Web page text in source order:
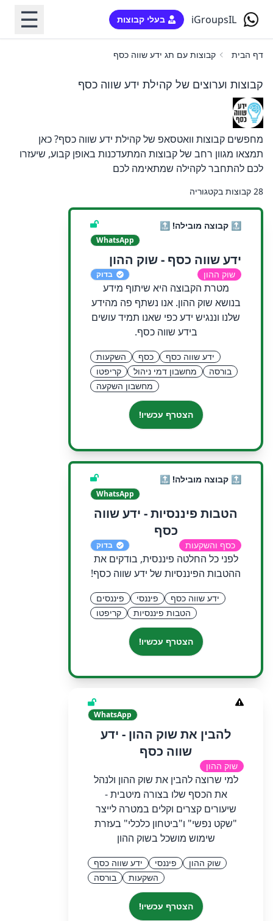
iGroupsIL בעלי קבוצות ☰
דף הבית קבוצות עם תג ידע שווה כסף
קבוצות וערוצים של קהילת ידע שווה כסף
מחפשים קבוצות וואטסאפ שלקהילת ידע שווה כסף? כאן
תמצאו מגוון רחב של קבוצות המתעדכנות באופן קבוע, שיעזרו
לכם להתחבר לקהילה שמתאימה לכם
28 קבוצות בקטגוריה
🔝 קבוצה מובילה! 🔝
WhatsApp
ידע שווה כסף - שוק ההון
שוק ההון בדוק
מטרת הקבוצה היא שיתוף מידע
בנושא שוק ההון. אנו נשתף פה מהידע
שלנו וננגיש ידע כפי שאנו תמיד עושים
בידע שווה כסף.
ידע שווה כסף כסף
השקעות
בורסה
מחשבון דמי ניהול
קריפטו
מחשבון השקעה
הצטרף עכשיו!
🔝 קבוצה מובילה! 🔝
WhatsApp
הטבות פיננסיות - ידע שווה
כסף
כסף והשקעות בדוק
לפני כל החלטה פיננסית, בודקים את
ההטבות הפיננסיות של ידע שווה כסף!
ידע שווה כסף פיננסי
פיננסים
הטבות פיננסיות
קריפטו
הצטרף עכשיו!
WhatsApp
להבין את שוק ההון - ידע
שווה כסף
שוק ההון
למי שרוצה להבין את שוק ההון ולנהל
את הכסף שלו בצורה מיטבית -
שיעורים קצרים וקלים במטרה לייצר
"שקט נפשי" ו"ביטחון כלכלי" בעזרת
שימוש מושכל בשוק ההון
שוק ההון פיננסי
ידע שווה כסף
השקעות
בורסה
הצטרף עכשיו!